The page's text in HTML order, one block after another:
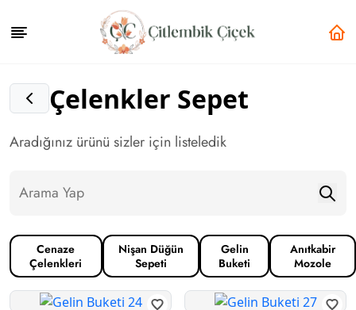
Çelenkler Sepet
Aradığınız ürünü sizler için listeledik
Cenaze
Çelenkleri
Nişan Düğün
Sepeti
Gelin
Buketi
Anıtkabir
Mozole